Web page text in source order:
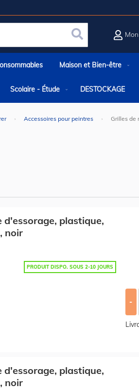
Rechercher
Maison et Bien-être
Scolaire - Étude DESTOCKAGE
Accessoires pour peintres Grilles de
d'essorage, plastique,
noir
PRODUIT DISPO. SOUS 2-10 JOURS
-
d'essorage, plastique,
noir